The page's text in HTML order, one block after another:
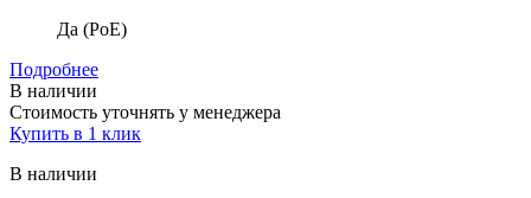
Да (PoE)
Подробнее
В наличии
Стоимость уточнять у менеджера
Купить в 1 клик
В наличии